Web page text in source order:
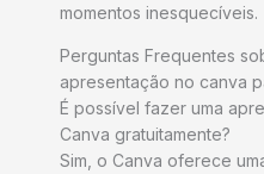
momentos inesquecíveis.
Perguntas Frequentes
apresentação no canva
É possível fazer uma
Canva gratuitamente?
Sim, o Canva oferece